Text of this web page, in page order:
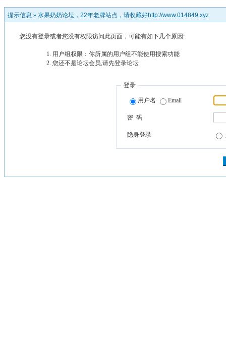
提示信息 » 水果奶奶论坛，22年老牌站点，请收藏好http://www.014849.xyz
您没有登录或者您没有权限访问此页面，可能有如下几个原因:
用户组权限：你所属的用户组不能使用搜索功能
您还不是论坛会员,请先登录论坛
登录
用户名 Email
密 码
隐身登录